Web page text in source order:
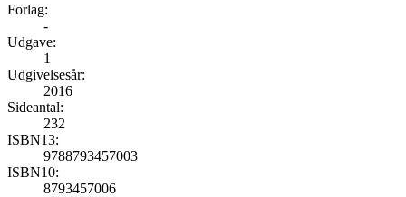
Forlag:
-
Udgave:
1
Udgivelsesår:
2016
Sideantal:
232
ISBN13:
9788793457003
ISBN10:
8793457006